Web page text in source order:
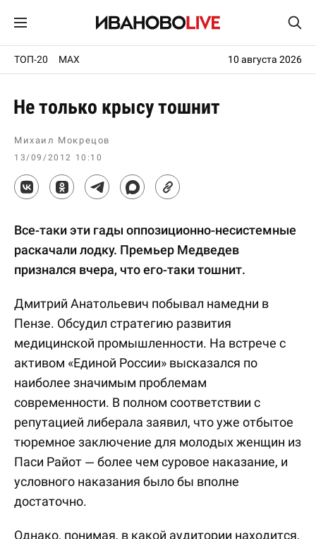
ТОП-20 MAX 10 августа 2026
Не только крысу тошнит
Михаил Мокрецов
13/09/2012 10:10
Все-таки эти гады оппозиционно-несистемные
раскачали лодку. Премьер Медведев
признался вчера, что его-таки тошнит.
Дмитрий Анатольевич побывал намедни в
Пензе. Обсудил стратегию развития
медицинской промышленности. На встрече с
активом «Единой России» высказался по
наиболее значимым проблемам
современности. В полном соответствии с
репутацией либерала заявил, что уже отбытое
тюремное заключение для молодых женщин из
Паси Райот — более чем суровое наказание, и
условного наказания было бы вполне
достаточно.
Однако, понимая, в какой аудитории находится,